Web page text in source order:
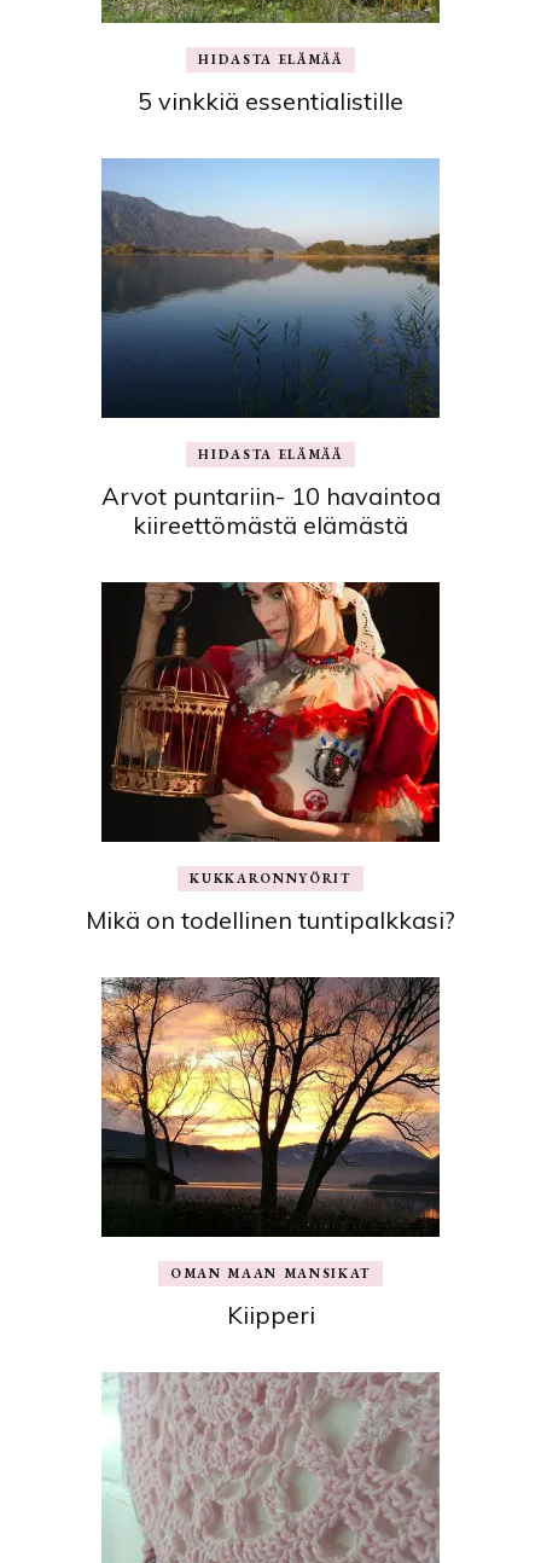
HIDASTA ELÄMÄÄ
5 vinkkiä essentialistille
HIDASTA ELÄMÄÄ
Arvot puntariin- 10 havaintoa
kiireettömästä elämästä
KUKKARONNYÖRIT
Mikä on todellinen tuntipalkkasi?
OMAN MAAN MANSIKAT
Kiipperi